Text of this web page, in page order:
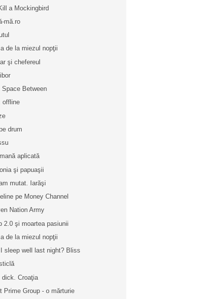
a Mockingbird
mă.ro
de la miezul nopţii
şi chefereul
Space Between
offline
drum
aplicată
şi papuaşii
mutat. Iarăşi
pe Money Channel
Nation Army
2.0 şi moartea pasiunii
de la miezul nopţii
sleep well last night? Bliss
dick. Croaţia
Prime Group - o mărturie